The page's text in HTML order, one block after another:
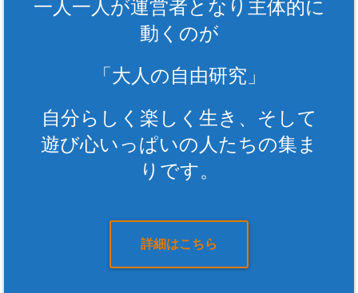
一人一人が運営者となり主体的に
動くのが
「大人の自由研究」
自分らしく楽しく生き、そして
遊び心いっぱいの人たちの集ま
りです。
詳細はこちら